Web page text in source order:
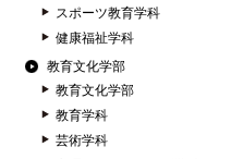
スポーツ教育学科
健康福祉学科
教育文化学部
教育文化学部
教育学科
芸術学科